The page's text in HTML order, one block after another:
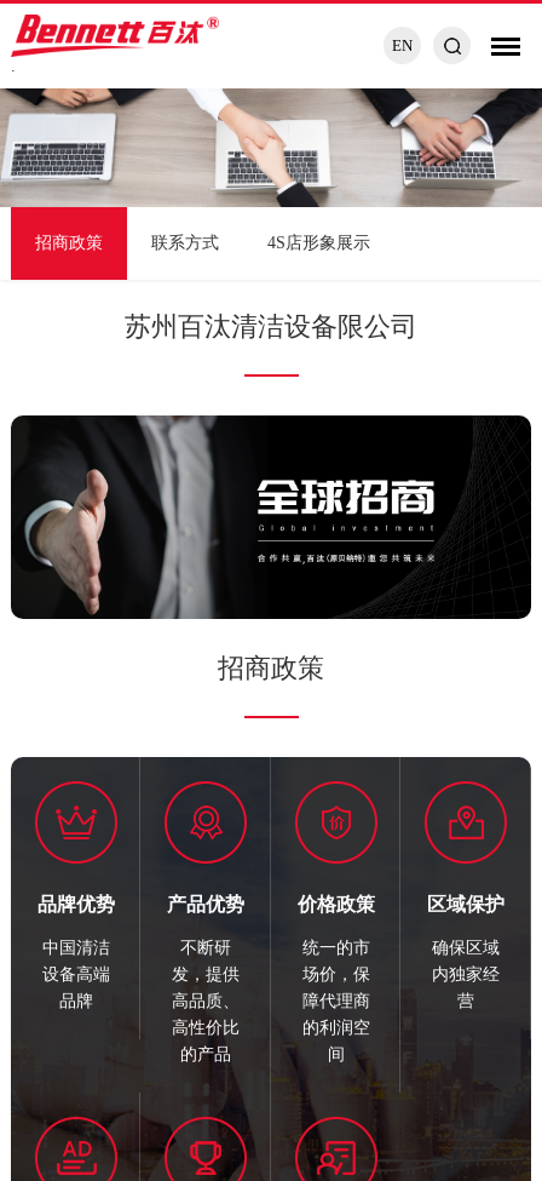
.
EN
招商政策 联系方式 4S店形象展示
苏州百汰清洁设备限公司
招商政策
品牌优势
中国清洁
设备高端
品牌
产品优势
不断研
发，提供
高品质、
高性价比
的产品
价格政策
统一的市
场价，保
障代理商
的利润空
间
区域保护
确保区域
内独家经
营